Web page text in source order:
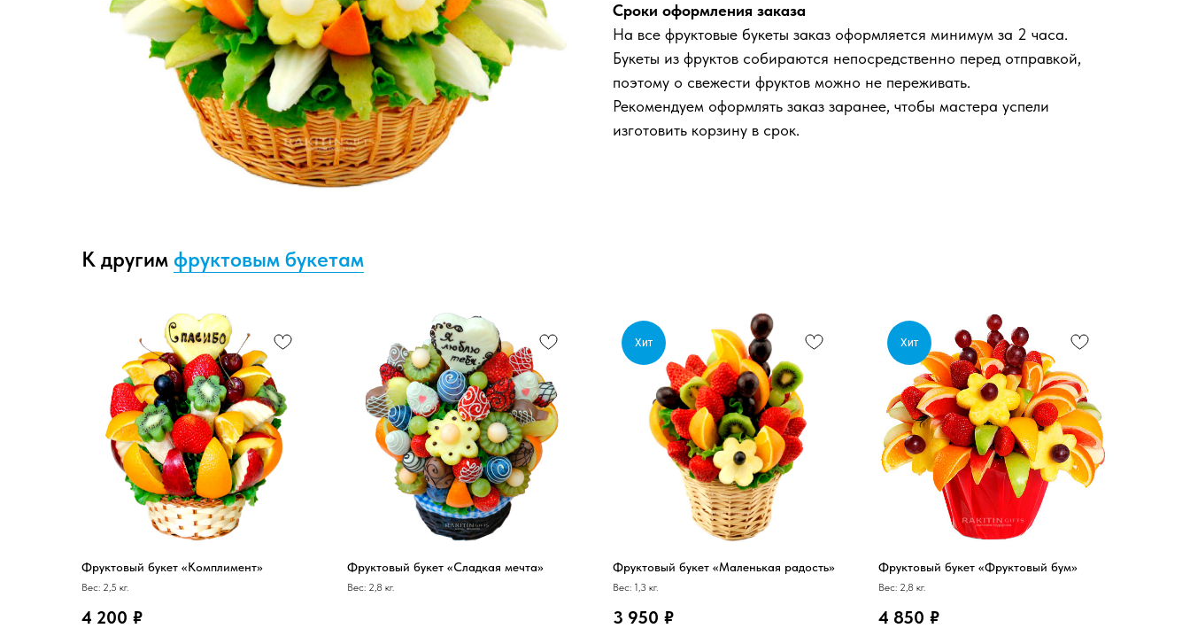
Сроки оформления заказа
На все фруктовые букеты заказ оформляется минимум за 2 часа.
Букеты из фруктов собираются непосредственно перед отправкой,
поэтому о свежести фруктов можно не переживать.
Рекомендуем оформлять заказ заранее, чтобы мастера успели
изготовить корзину в срок.
К другим фруктовым букетам
Фруктовый букет «Комплимент»
Вес: 2,5 кг.
4 200 ₽
Фруктовый букет «Сладкая мечта»
Вес: 2,8 кг.
Хит
Фруктовый букет «Маленькая радость»
Вес: 1,3 кг.
3 950 ₽
Хит
Фруктовый букет «Фруктовый бум»
Вес: 2,8 кг.
4 850 ₽